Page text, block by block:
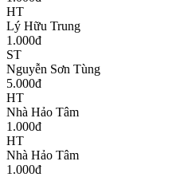
HT
Lý Hữu Trung
1.000đ
ST
Nguyễn Sơn Tùng
5.000đ
HT
Nhà Hảo Tâm
1.000đ
HT
Nhà Hảo Tâm
1.000đ